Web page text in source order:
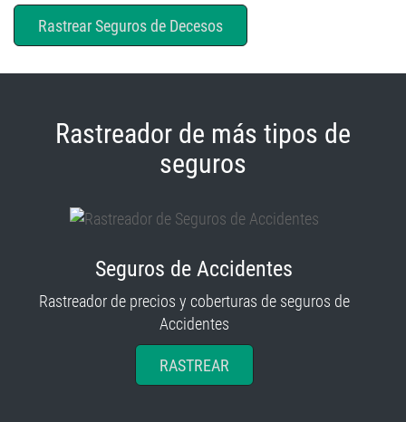
Rastrear Seguros de Decesos
Rastreador de más tipos de
seguros
Seguros de Accidentes
Rastreador de precios y coberturas de seguros de
Accidentes
RASTREAR